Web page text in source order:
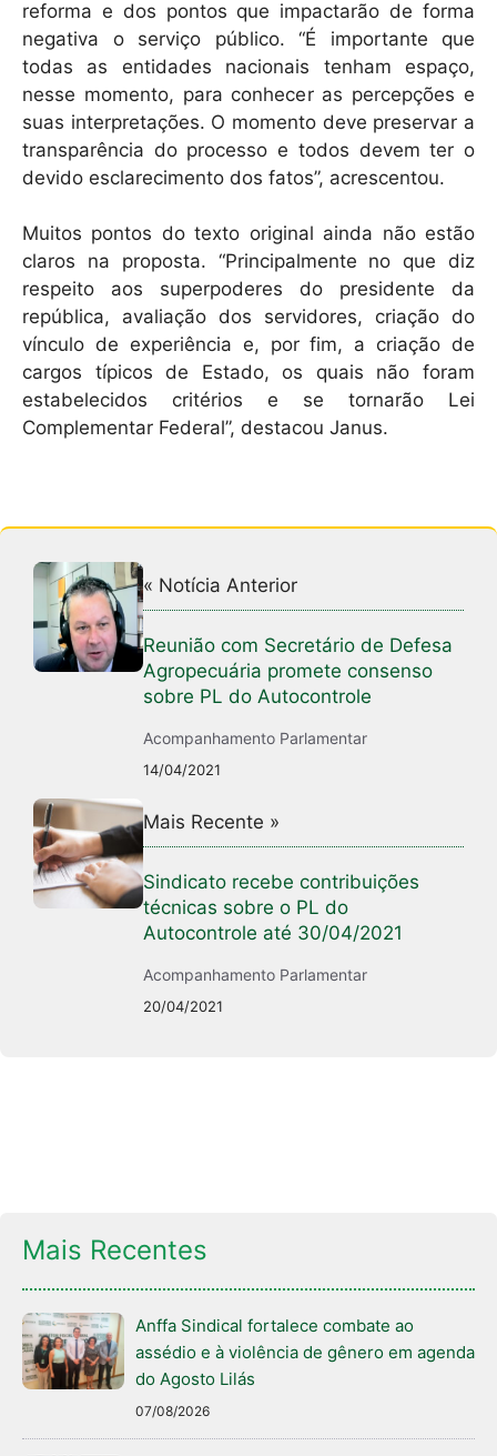
reforma e dos pontos que impactarão de forma
negativa o serviço público. “É importante que
todas as entidades nacionais tenham espaço,
nesse momento, para conhecer as percepções e
suas interpretações. O momento deve preservar a
transparência do processo e todos devem ter o
devido esclarecimento dos fatos”, acrescentou.
Muitos pontos do texto original ainda não estão
claros na proposta. “Principalmente no que diz
respeito aos superpoderes do presidente da
república, avaliação dos servidores, criação do
vínculo de experiência e, por fim, a criação de
cargos típicos de Estado, os quais não foram
estabelecidos critérios e se tornarão Lei
Complementar Federal”, destacou Janus.
« Notícia Anterior
Reunião com Secretário de Defesa
Agropecuária promete consenso
sobre PL do Autocontrole
Acompanhamento Parlamentar
14/04/2021
Mais Recente »
Sindicato recebe contribuições
técnicas sobre o PL do
Autocontrole até 30/04/2021
Acompanhamento Parlamentar
20/04/2021
Mais Recentes
Anffa Sindical fortalece combate ao
assédio e à violência de gênero em agenda
do Agosto Lilás
07/08/2026